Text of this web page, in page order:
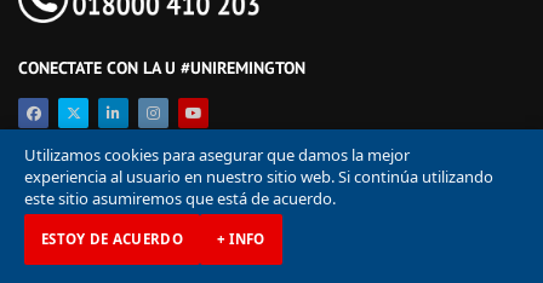
CONECTATE CON LA U #UNIREMINGTON
© Corporación Universitaria Remington 2026
Utilizamos cookies para asegurar que damos la mejor
experiencia al usuario en nuestro sitio web. Si continúa utilizando
este sitio asumiremos que está de acuerdo.
ESTOY DE ACUERDO + INFO